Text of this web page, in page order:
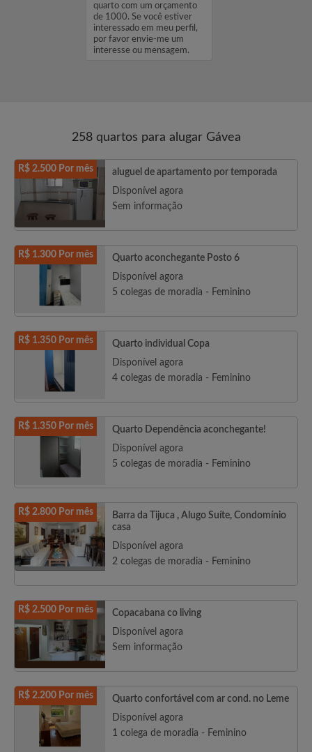
quarto com um orçamento
de 1000. Se você estiver
interessado em meu perfil,
por favor envie-me um
interesse ou mensagem.
258 quartos para alugar Gávea
R$ 2.500 Por mês
aluguel de apartamento por temporada
Disponível agora
Sem informação
R$ 1.300 Por mês
Quarto aconchegante Posto 6
Disponível agora
5 colegas de moradia - Feminino
R$ 1.350 Por mês
Quarto individual Copa
Disponível agora
4 colegas de moradia - Feminino
R$ 1.350 Por mês
Quarto Dependência aconchegante!
Disponível agora
5 colegas de moradia - Feminino
R$ 2.800 Por mês
Barra da Tijuca , Alugo Suíte, Condomínio
casa
Disponível agora
2 colegas de moradia - Feminino
R$ 2.500 Por mês
Copacabana co living
Disponível agora
Sem informação
R$ 2.200 Por mês
Quarto confortável com ar cond. no Leme
Disponível agora
1 colega de moradia - Feminino